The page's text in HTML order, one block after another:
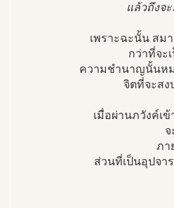
แล้วถึงจ
เพราะฉะนั้น สม
กว่าที่จะ
ความชำนาญนั้นหม
จิตที่จะสง
เมื่อผ่านภวังค์เ
จ
ภา
ส่วนที่เป็นอุปจา